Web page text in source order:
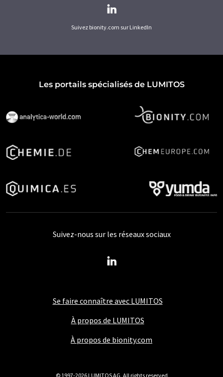
Suivez bionity.com sur LinkedIn
Les portails spécialisés de LUMITOS
Se faire connaître avec LUMITOS
À propos de LUMITOS
À propos de bionity.com
Suivez-nous sur les réseaux sociaux
© 1997-2026 LUMITOS AG, All rights reserved